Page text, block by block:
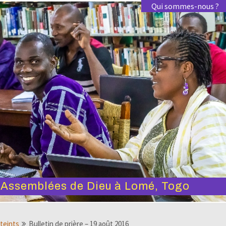
Qui sommes-nous ?
de Dieu à Lomé, Togo
Bulletin de prière – 19 août 2016